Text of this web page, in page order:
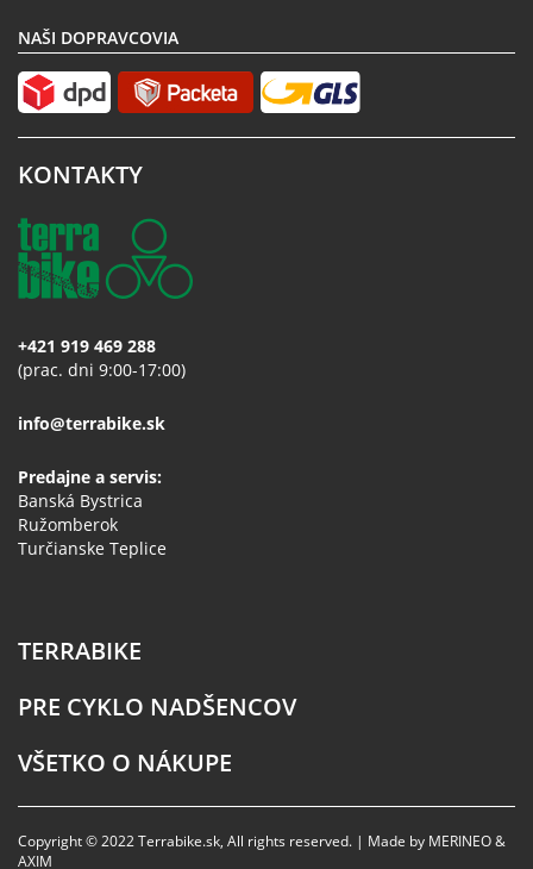
NAŠI DOPRAVCOVIA
KONTAKTY
+421 919 469 288
(prac. dni 9:00-17:00)
info@terrabike.sk
Predajne a servis:
Banská Bystrica
Ružomberok
Turčianske Teplice
TERRABIKE
PRE CYKLO NADŠENCOV
VŠETKO O NÁKUPE
Copyright © 2022 Terrabike.sk, All rights reserved. | Made by MERINEO &
AXIM